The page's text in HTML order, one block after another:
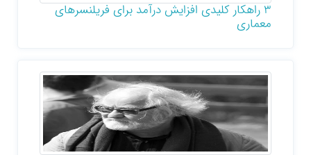
3 راهکار کلیدی افزایش درآمد برای فریلنسرهای
معماری